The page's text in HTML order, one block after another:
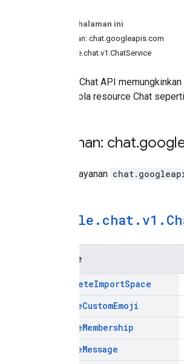
Pada halaman ini
Layanan: chat.googleapis.com
google.chat.v1.ChatService
Google Chat API
mengelola resource Chat
Layanan: chat.
Nama Layanan
google . chat . v1 .
Metode
CompleteImportSpace
CreateCustomEmoji
CreateMembership
CreateMessage